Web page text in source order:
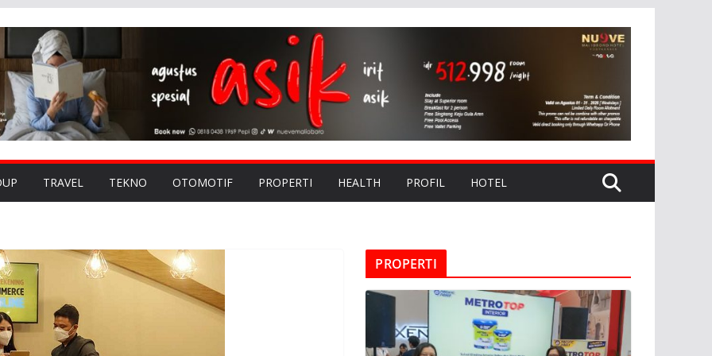
TRAVEL TEKNO OTOMOTIF PROPERTI HEALTH PROFIL HOTEL
PROPERTI